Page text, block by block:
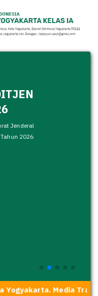
Jenderal
2026
Media